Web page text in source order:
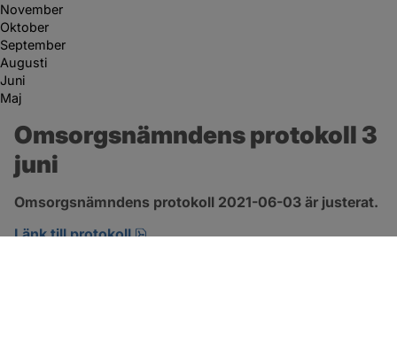
November
Oktober
September
Augusti
Juni
Maj
Omsorgsnämndens protokoll 3
juni
Omsorgsnämndens protokoll 2021-06-03 är justerat.
Länk till protokoll
pdf, 303.4 kB, öppnas i nytt fönster.